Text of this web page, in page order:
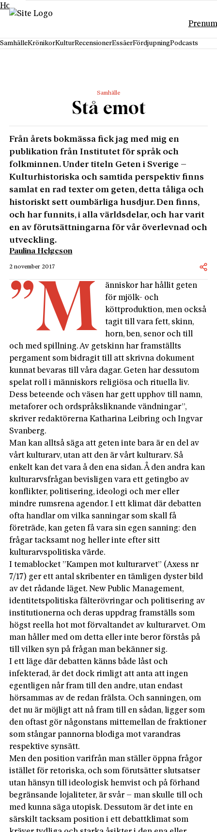
Hoppa till innehåll
SamhälleKrönikorKulturRecensionerEssäerFördjupningPodcasts
Samhälle
Stå emot
Från årets bokmässa fick jag med mig en
publikation från Institutet för språk och
folkminnen. Under titeln Geten i Sverige –
Kulturhistoriska och samtida perspektiv finns
samlat en rad texter om geten, detta tåliga och
historiskt sett oumbärliga husdjur. Den finns,
och har funnits, i alla världsdelar, och har varit
en av förutsättningarna för vår överlevnad och
utveckling.
Paulina Helgeson
2 november 2017
”M
änniskor har hållit geten
för mjölk- och
köttproduktion, men också
tagit till vara fett, skinn,
horn, ben, senor och till
och med spillning. Av getskinn har framställts
pergament som bidragit till att skrivna dokument
kunnat bevaras till våra dagar. Geten har dessutom
spelat roll i människors religiösa och rituella liv.
Dess beteende och väsen har gett upphov till namn,
metaforer och ordspråksliknande vändningar”,
skriver redaktörerna Katharina Leibring och Ingvar
Svanberg.
Man kan alltså säga att geten inte bara är en del av
vårt kulturarv, utan att den är vårt kulturarv. Så
enkelt kan det vara å den ena sidan. Å den andra kan
kulturarvsfrågan bevisligen vara ett getingbo av
konflikter, politisering, ideologi och mer eller
mindre rumsrena agendor. I ett klimat där debatten
ofta handlar om vilka sanningar som skall få
företräde, kan geten få vara sin egen sanning: den
frågar tacksamt nog heller inte efter sitt
kulturarvspolitiska värde.
I temablocket ”Kampen mot kulturarvet” (Axess nr
7/17) ger ett antal skribenter en tämligen dyster bild
av det rådande läget. New Public Management,
identitetspolitiska fälterövringar och politisering av
institutionerna och deras uppdrag framställs som
högst reella hot mot förvaltandet av kulturarvet. Om
man håller med om detta eller inte beror förstås på
till vilken syn på frågan man bekänner sig.
I ett läge där debatten känns både låst och
infekterad, är det dock rimligt att anta att ingen
egentligen når fram till den andre, utan endast
hörsammas av de redan frälsta. Och sanningen, om
det nu är möjligt att nå fram till en sådan, ligger som
den oftast gör någonstans mittemellan de fraktioner
som stångar pannorna blodiga mot varandras
respektive synsätt.
Men den position varifrån man ställer öppna frågor
istället för retoriska, och som förutsätter slutsatser
utan hänsyn till ideologisk hemvist och på förhand
begränsande lojaliteter, är svår – man skulle till och
med kunna säga utopisk. Dessutom är det inte en
särskilt tacksam position i ett debattklimat som